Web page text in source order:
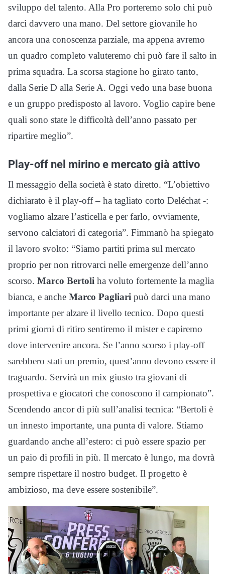
sviluppo del talento. Alla Pro porteremo solo chi può
darci davvero una mano. Del settore giovanile ho
ancora una conoscenza parziale, ma appena avremo
un quadro completo valuteremo chi può fare il salto in
prima squadra. La scorsa stagione ho girato tanto,
dalla Serie D alla Serie A. Oggi vedo una base buona
e un gruppo predisposto al lavoro. Voglio capire bene
quali sono state le difficoltà dell’anno passato per
ripartire meglio”.
Play-off nel mirino e mercato già attivo
Il messaggio della società è stato diretto. “L’obiettivo
dichiarato è il play-off – ha tagliato corto Deléchat -:
vogliamo alzare l’asticella e per farlo, ovviamente,
servono calciatori di categoria”. Fimmanò ha spiegato
il lavoro svolto: “Siamo partiti prima sul mercato
proprio per non ritrovarci nelle emergenze dell’anno
scorso. Marco Bertoli ha voluto fortemente la maglia
bianca, e anche Marco Pagliari può darci una mano
importante per alzare il livello tecnico. Dopo questi
primi giorni di ritiro sentiremo il mister e capiremo
dove intervenire ancora. Se l’anno scorso i play-off
sarebbero stati un premio, quest’anno devono essere il
traguardo. Servirà un mix giusto tra giovani di
prospettiva e giocatori che conoscono il campionato”.
Scendendo ancor di più sull’analisi tecnica: “Bertoli è
un innesto importante, una punta di valore. Stiamo
guardando anche all’estero: ci può essere spazio per
un paio di profili in più. Il mercato è lungo, ma dovrà
sempre rispettare il nostro budget. Il progetto è
ambizioso, ma deve essere sostenibile”.